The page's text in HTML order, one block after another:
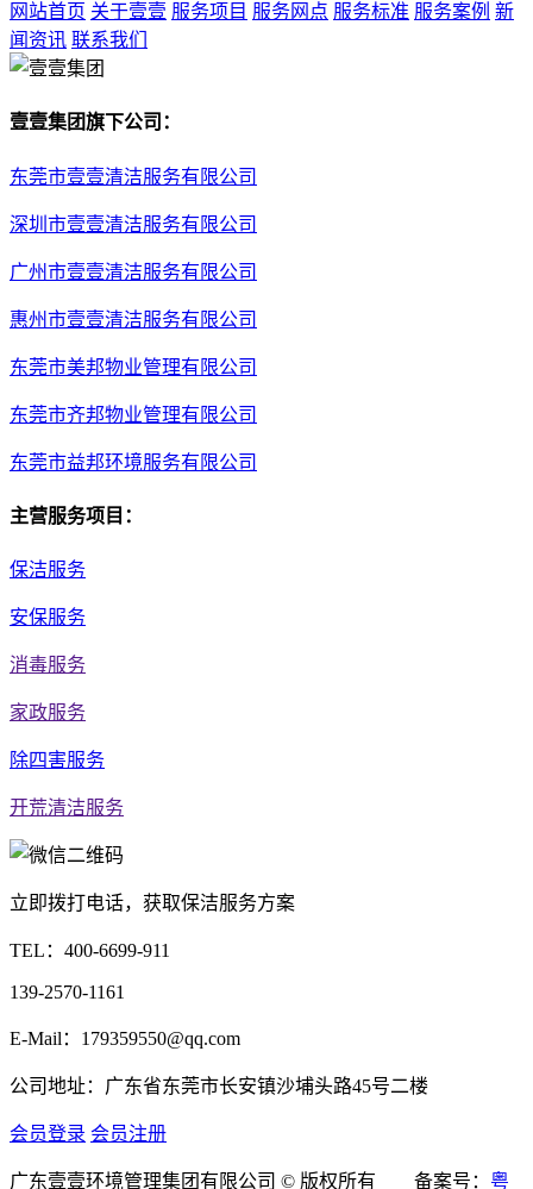
网站首页 关于壹壹 服务项目 服务网点 服务标准 服务案例 新
闻资讯 联系我们
壹壹集团旗下公司：
东莞市壹壹清洁服务有限公司
深圳市壹壹清洁服务有限公司
广州市壹壹清洁服务有限公司
惠州市壹壹清洁服务有限公司
东莞市美邦物业管理有限公司
东莞市齐邦物业管理有限公司
东莞市益邦环境服务有限公司
主营服务项目：
保洁服务
安保服务
消毒服务
家政服务
除四害服务
开荒清洁服务
立即拨打电话，获取保洁服务方案
TEL： 400-6699-911
139-2570-1161
E-Mail：179359550@qq.com
公司地址：广东省东莞市长安镇沙埔头路45号二楼
会员登录 会员注册
广东壹壹环境管理集团有限公司 © 版权所有 备案号： 粤